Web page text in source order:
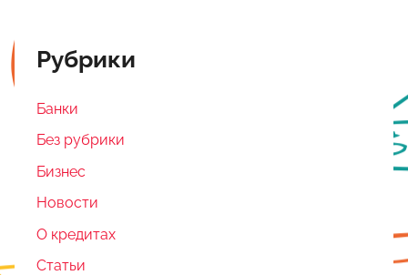
Рубрики
Банки
Без рубрики
Бизнес
Новости
О кредитах
Статьи